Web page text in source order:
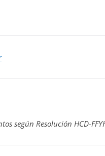
según Resolución HCD-